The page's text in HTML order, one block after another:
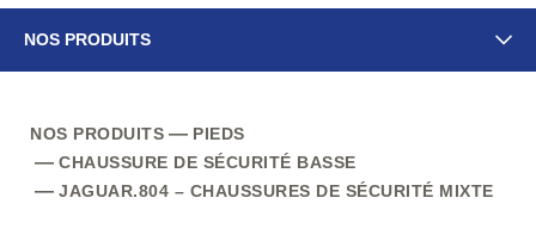
NOS PRODUITS
NOS PRODUITS
PIEDS
CHAUSSURE DE SÉCURITÉ BASSE
JAGUAR.804 – CHAUSSURES DE SÉCURITÉ MIXTE